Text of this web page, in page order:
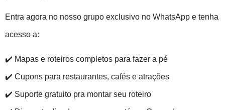
Entra agora no nosso grupo exclusivo no WhatsApp e tenha
acesso a:
✔️ Mapas e roteiros completos para fazer a pé
✔️ Cupons para restaurantes, cafés e atrações
✔️ Suporte gratuito pra montar seu roteiro